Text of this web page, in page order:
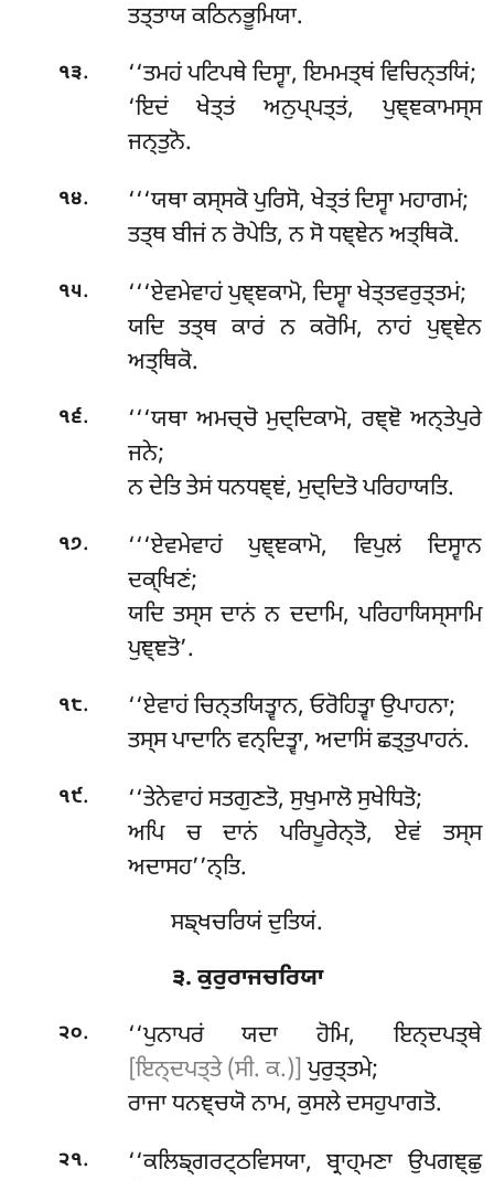
ਤਤ੍ਤਾਯ ਕਠਿਨਭੂਮਿਯਾ.
੧੩.
‘‘ਤਮਹਂ ਪਟਿਪਥੇ ਦਿਸ੍ਵਾ, ਇਮਮਤ੍ਥਂ ਵਿਚਿਨ੍ਤਯਿਂ;
‘ਇਦਂ ਖੇਤ੍ਤਂ ਅਨੁਪ੍ਪਤ੍ਤਂ, ਪੁਞ੍ਞਕਾਮਸ੍ਸ
ਜਨ੍ਤੁਨੋ.
੧੪.
‘‘‘ਯਥਾ ਕਸ੍ਸਕੋ ਪੁਰਿਸੋ, ਖੇਤ੍ਤਂ ਦਿਸ੍ਵਾ ਮਹਾਗਮਂ;
ਤਤ੍ਥ ਬੀਜਂ ਨ ਰੋਪੇਤਿ, ਨ ਸੋ ਧਞ੍ਞੇਨ ਅਤ੍ਥਿਕੋ.
੧੫. ‘‘‘ਏਵਮੇਵਾਹਂਪੁਞ੍ਞਕਾਮੋ, ਦਿਸ੍ਵਾ ਖੇਤ੍ਤਵਰੁਤ੍ਤਮਂ;
ਯਦਿ ਤਤ੍ਥ ਕਾਰਂ ਨ ਕਰੋਮਿ, ਨਾਹਂ ਪੁਞ੍ਞੇਨ
ਅਤ੍ਥਿਕੋ.
੧੬.
‘‘‘ਯਥਾ ਅਮਚ੍ਚੋ ਮੁਦ੍ਦਿਕਾਮੋ, ਰਞ੍ਞੋ ਅਨ੍ਤੇਪੁਰੇ
ਜਨੇ;
ਨ ਦੇਤਿ ਤੇਸਂ ਧਨਧਞ੍ਞਂ, ਮੁਦ੍ਦਿਤੋ ਪਰਿਹਾਯਤਿ.
੧੭.
‘‘‘ਏਵਮੇਵਾਹਂ ਪੁਞ੍ਞਕਾਮੋ, ਵਿਪੁਲਂ ਦਿਸ੍ਵਾਨ
ਦਕ੍ਖਿਣਂ;
ਯਦਿ ਤਸ੍ਸ ਦਾਨਂ ਨ ਦਦਾਮਿ, ਪਰਿਹਾਯਿਸ੍ਸਾਮਿ
ਪੁਞ੍ਞਤੋ’.
੧੮.
‘‘ਏਵਾਹਂ ਚਿਨ੍ਤਯਿਤ੍ਵਾਨ, ਓਰੋਹਿਤ੍ਵਾ ਉਪਾਹਨਾ;
ਤਸ੍ਸ ਪਾਦਾਨਿ ਵਨ੍ਦਿਤ੍ਵਾ, ਅਦਾਸਿਂ ਛਤ੍ਤੁਪਾਹਨਂ.
੧੯. ‘‘ਤੇਨੇਵਾਹਂਸਤਗੁਣਤੋ, ਸੁਖੁਮਾਲੋ ਸੁਖੇਧਿਤੋ;
ਅਪਿ ਚ ਦਾਨਂ ਪਰਿਪੂਰੇਨ੍ਤੋ, ਏਵਂ ਤਸ੍ਸ
ਅਦਾਸਹ’’ਨ੍ਤਿ.
ਸਙ੍ਖਚਰਿਯਂ ਦੁਤਿਯਂ.
੩. ਕੁਰੁਰਾਜਚਰਿਯਾ
੨੦.
‘‘ਪੁਨਾਪਰਂ ਯਦਾ ਹੋਮਿ, ਇਨ੍ਦਪਤ੍ਥੇ
[ਇਨ੍ਦਪਤ੍ਤੇ (ਸੀ. ਕ.)] ਪੁਰੁਤ੍ਤਮੇ;
ਰਾਜਾ ਧਨਞ੍ਚਯੋ ਨਾਮ, ਕੁਸਲੇ ਦਸਹੁਪਾਗਤੋ.
੨੧.
‘‘ਕਲਿਙ੍ਗਰਟ੍ਠਵਿਸਯਾ, ਬ੍ਰਾਹ੍ਮਣਾ ਉਪਗਞ੍ਛੁ